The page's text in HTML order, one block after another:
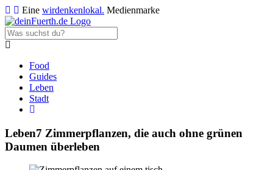
Eine wirdenkenlokal. Medienmarke
Food
Guides
Leben
Stadt
Leben7 Zimmerpflanzen, die auch ohne grünen
Daumen überleben